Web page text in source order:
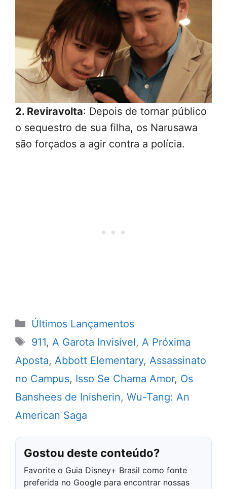
2. Reviravolta: Depois de tornar público
o sequestro de sua filha, os Narusawa
são forçados a agir contra a polícia.
Categorias
Últimos Lançamentos
Tags
911, A Garota Invisível, A Próxima
Aposta, Abbott Elementary, Assassinato
no Campus, Isso Se Chama Amor, Os
Banshees de Inisherin, Wu-Tang: An
American Saga
Gostou deste conteúdo?
Favorite o Guia Disney+ Brasil como fonte
preferida no Google para encontrar nossas